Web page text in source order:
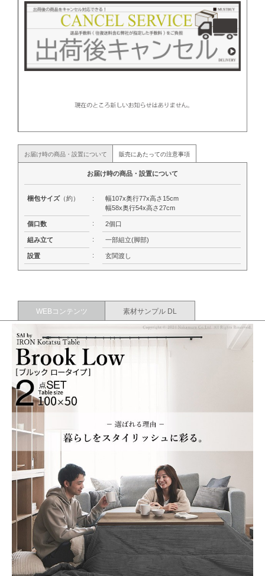
お届け時の商品・設置について 販売にあたっての注意事項
お届け時の商品・設置について
梱包サイズ（約） :
幅107x奥行77x高さ15cm
幅58x奥行54x高さ27cm
個口数 : 2個口
組み立て : 一部組立(脚部)
設置 : 玄関渡し
WEBコンテンツ 素材サンプル DL